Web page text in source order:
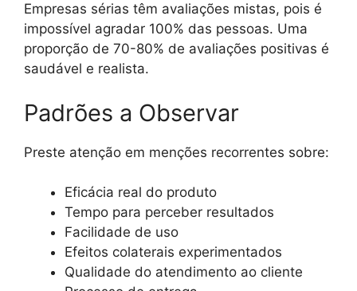
Empresas sérias têm avaliações mistas, pois é
impossível agradar 100% das pessoas. Uma
proporção de 70-80% de avaliações positivas é
saudável e realista.
Padrões a Observar
Preste atenção em menções recorrentes sobre:
Eficácia real do produto
Tempo para perceber resultados
Facilidade de uso
Efeitos colaterais experimentados
Qualidade do atendimento ao cliente